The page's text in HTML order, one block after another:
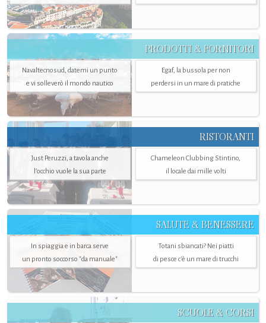
PRODOTTI & FORNITORI
Navaltecnosud, datemi un punto
e vi solleverò il mondo nautico
Egaf, la bussola per non
perdersi in un mare di pratiche
RISTORANTI
Just Peruzzi, a tavola anche
l’occhio vuole la sua parte
Chameleon Clubbing Stintino,
il locale dai mille volti
SALUTE & BENESSERE
In spiaggia e in barca serve
un pronto soccorso "da manuale"
Totani sbiancati? Nei piatti
di pesce c'è un mare di trucchi
SCUOLE & CORSI